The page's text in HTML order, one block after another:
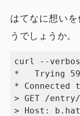
はてなに想い
うでしょうか。
curl --
*   Trying
*
> GET /entry/
> Host: